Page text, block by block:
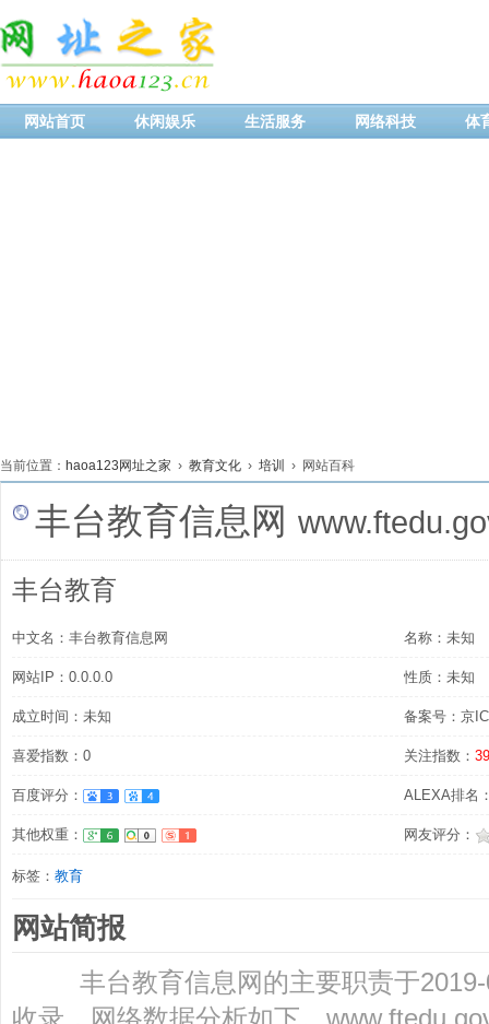
网站首页 休闲娱乐 生活服务 网络科技 体
当前位置： haoa123网址之家 › 教育文化 › 培训 › 网站百科
丰台教育信息网
丰台教育
中文名：丰台教育信息网 名称：未知
网站IP：0.0.0.0 性质：未知
成立时间：未知 备案号：京
喜爱指数：0 关注指数：
百度评分： ALEXA排名
其他权重： 网友评分：
标签： 教育
网站简报
丰台教育信息网的主要职责于2019-
收录，网络数据分析如下。